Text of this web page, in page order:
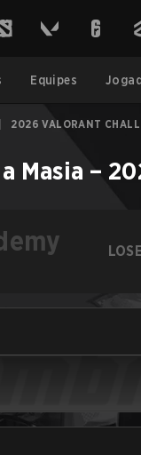
Equipes
2026 VALORANT
Masia –
LOSE